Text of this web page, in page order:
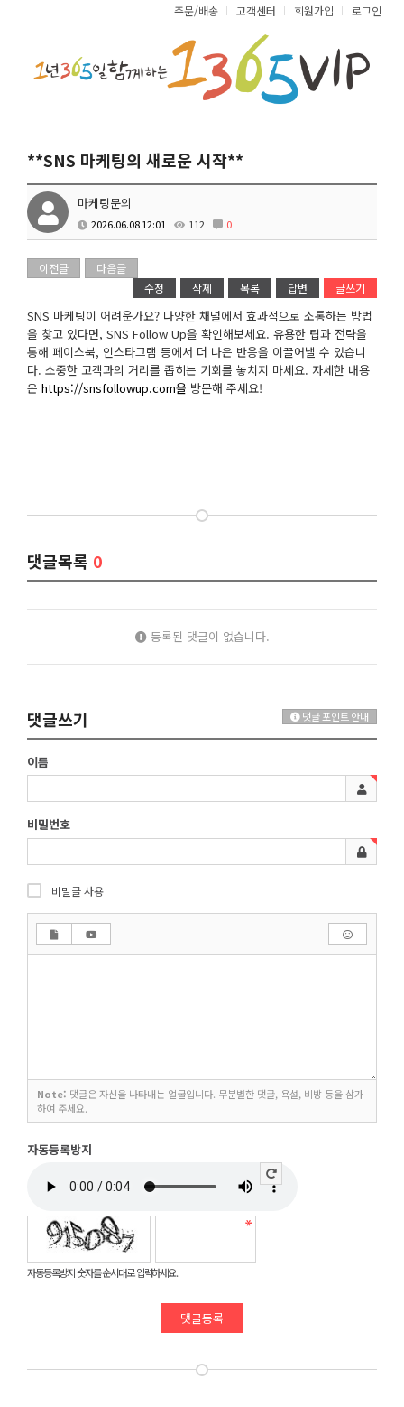
주문/배송 고객센터 회원가입 로그인
**SNS 마케팅의 새로운 시작**
마케팅문의
2026.06.08 12:01 112 0
이전글
다음글
수정
삭제 목록 답변 글쓰기
SNS 마케팅이 어려운가요? 다양한 채널에서 효과적으로 소통하는 방법
을 찾고 있다면, SNS Follow Up을 확인해보세요. 유용한 팁과 전략을
통해 페이스북, 인스타그램 등에서 더 나은 반응을 이끌어낼 수 있습니
다. 소중한 고객과의 거리를 좁히는 기회를 놓치지 마세요. 자세한 내용
은 https://snsfollowup.com을 방문해 주세요!
댓글목록 0
등록된 댓글이 없습니다.
댓글쓰기 댓글 포인트 안내
이름
비밀번호
비밀글 사용
Note: 댓글은 자신을 나타내는 얼굴입니다. 무분별한 댓글, 욕설, 비방 등을 삼가
하여 주세요.
자동등록방지
자동등록방지 숫자를 순서대로 입력하세요.
댓글등록